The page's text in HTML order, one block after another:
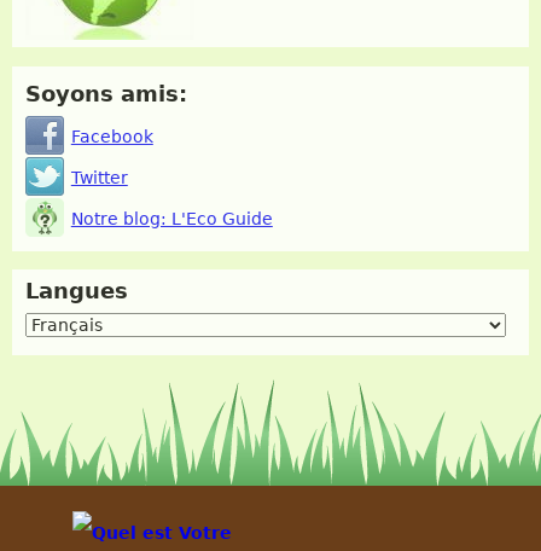
Soyons amis:
Facebook
Twitter
Notre blog: L'Eco Guide
Langues